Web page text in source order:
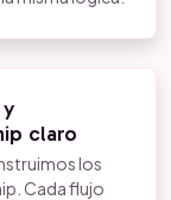
claro
los
Cada flujo